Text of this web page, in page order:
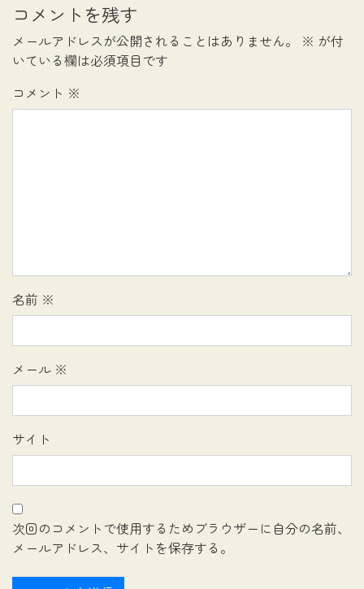
コメントを残す
メールアドレスが公開されることはありません。 ※ が付
いている欄は必須項目です
コメント ※
名前 ※
メール ※
サイト
次回のコメントで使用するためブラウザーに自分の名前、
メールアドレス、サイトを保存する。